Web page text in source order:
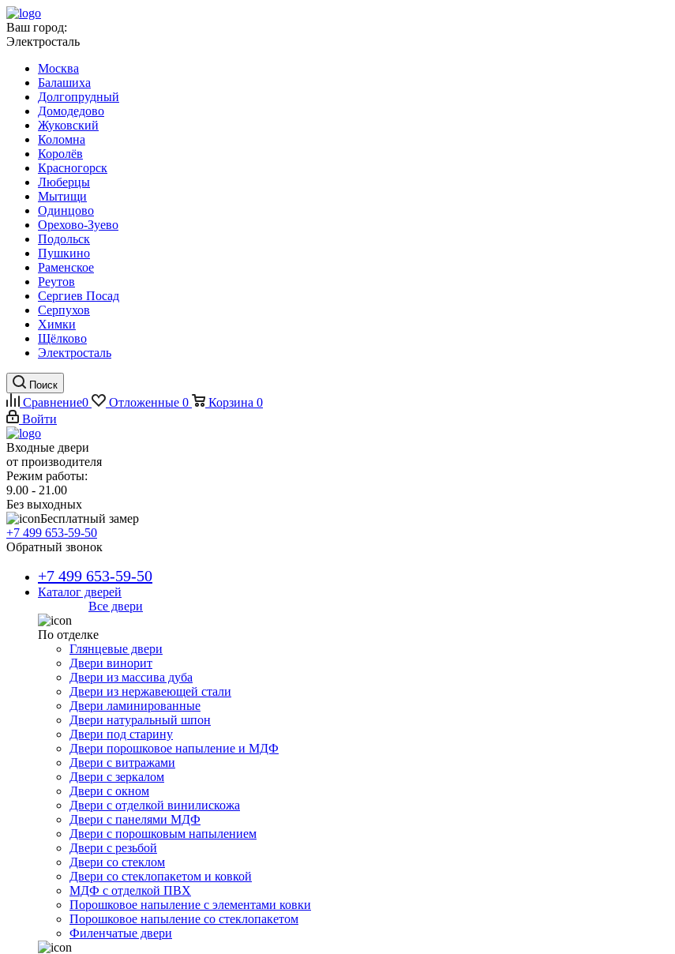
Ваш город:
Электросталь
Москва
Балашиха
Долгопрудный
Домодедово
Жуковский
Коломна
Королёв
Красногорск
Люберцы
Мытищи
Одинцово
Орехово-Зуево
Подольск
Пушкино
Раменское
Реутов
Сергиев Посад
Серпухов
Химки
Щёлково
Электросталь
Поиск
Сравнение0 Отложенные 0 Корзина 0
Войти
Входные двери
от производителя
Режим работы:
9.00 - 21.00
Без выходных
Бесплатный замер
+7 499 653-59-50
Обратный звонок
+7 499 653-59-50
Каталог дверей
Все двери
По отделке
Глянцевые двери
Двери винорит
Двери из массива дуба
Двери из нержавеющей стали
Двери ламинированные
Двери натуральный шпон
Двери под старину
Двери порошковое напыление и МДФ
Двери с витражами
Двери с зеркалом
Двери с окном
Двери с отделкой винилискожа
Двери с панелями МДФ
Двери с порошковым напылением
Двери с резьбой
Двери со стеклом
Двери со стеклопакетом и ковкой
МДФ с отделкой ПВХ
Порошковое напыление с элементами ковки
Порошковое напыление со стеклопакетом
Филенчатые двери